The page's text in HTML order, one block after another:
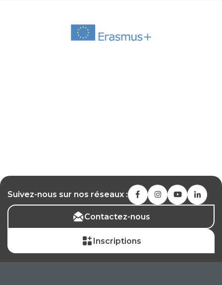
Suivez-nous sur nos réseaux :
Contactez-nous
Inscriptions